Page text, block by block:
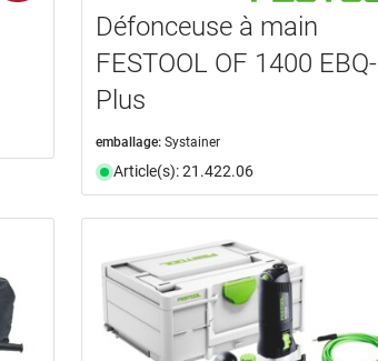
Défonceuse à main
FESTOOL OF 1400 EBQ-
Plus
emballage: Systainer
Article(s): 21.422.06